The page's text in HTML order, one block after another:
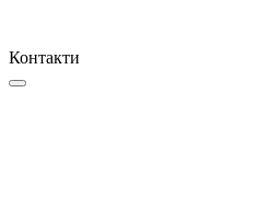
Контакти